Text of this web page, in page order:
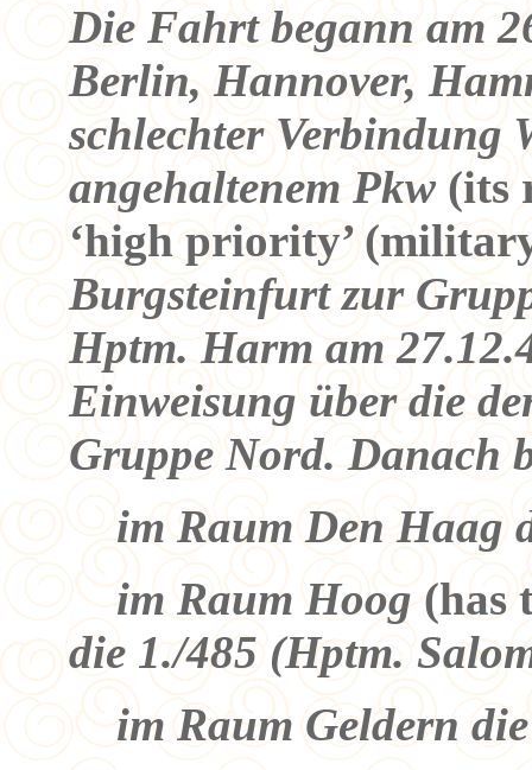
Die Fahrt begann am
Berlin, Hannover,
schlechter Verbindung
angehaltenem Pkw (its
‘high priority’
Burgsteinfurt zur
Hptm. Harm am
Einweisung über die
Gruppe Nord. Danach
im Raum Den Haag
im Raum Hoog(has
die 1./485 (Hptm.
im Raum Geldern